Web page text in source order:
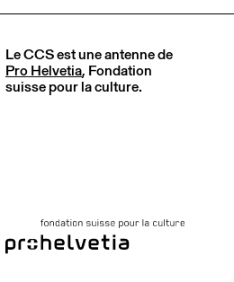
Le CCS est une antenne de
Pro Helvetia, Fondation
suisse pour la culture.